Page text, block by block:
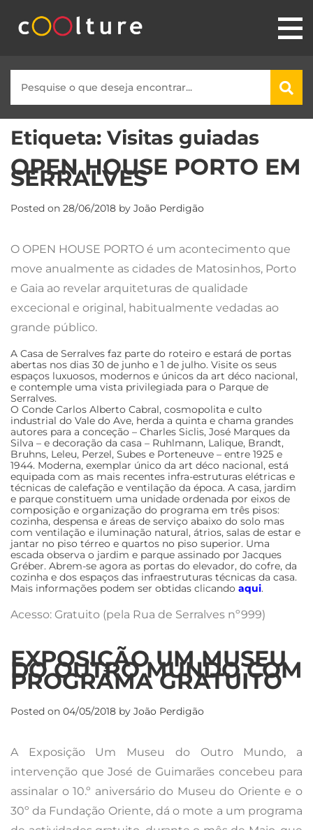
Etiqueta: Visitas guiadas
OPEN HOUSE PORTO EM
SERRALVES
Posted on 28/06/2018 by João Perdigão
O OPEN HOUSE PORTO é um acontecimento que
move anualmente as cidades de Matosinhos, Porto
e Gaia ao revelar arquiteturas de qualidade
excecional e original, habitualmente vedadas ao
grande público.
A Casa de Serralves faz parte do roteiro e estará de portas
abertas nos dias 30 de junho e 1 de julho. Visite os seus
espaços luxuosos, modernos e únicos da art déco nacional,
e contemple uma vista privilegiada para o Parque de
Serralves.
O Conde Carlos Alberto Cabral, cosmopolita e culto
industrial do Vale do Ave, herda a quinta e chama grandes
autores para a conceção – Charles Siclis, José Marques da
Silva – e decoração da casa – Ruhlmann, Lalique, Brandt,
Bruhns, Leleu, Perzel, Subes e Porteneuve – entre 1925 e
1944. Moderna, exemplar único da art déco nacional, está
equipada com as mais recentes infra-estruturas elétricas e
técnicas de calefação e ventilação da época. A casa, jardim
e parque constituem uma unidade ordenada por eixos de
composição e organização do programa em três pisos:
cozinha, despensa e áreas de serviço abaixo do solo mas
com ventilação e iluminação natural, átrios, salas de estar e
jantar no piso térreo e quartos no piso superior. Uma
escada observa o jardim e parque assinado por Jacques
Gréber. Abrem-se agora as portas do elevador, do cofre, da
cozinha e dos espaços das infraestruturas técnicas da casa.
Mais informações podem ser obtidas clicando aqui.
Acesso: Gratuito (pela Rua de Serralves nº999)
EXPOSIÇÃO UM MUSEU
DO OUTRO MUNDO COM
PROGRAMA GRATUITO
Posted on 04/05/2018 by João Perdigão
A Exposição Um Museu do Outro Mundo, a
intervenção que José de Guimarães concebeu para
assinalar o 10.º aniversário do Museu do Oriente e o
30º da Fundação Oriente, dá o mote a um programa